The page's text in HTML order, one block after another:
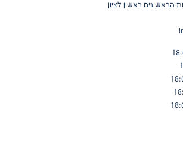
הראשונים ראשון לציון